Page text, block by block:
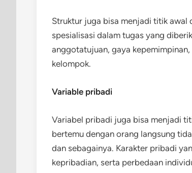
Struktur juga bisa menjadi titik awal
spesialisasi dalam tugas yang
anggotatujuan, gaya
kelompok.
Variable pribadi
Variabel pribadi juga bisa menjadi
bertemu dengan orang langsung
dan sebagainya. Karakter pribadi
kepribadian, serta perbedaan